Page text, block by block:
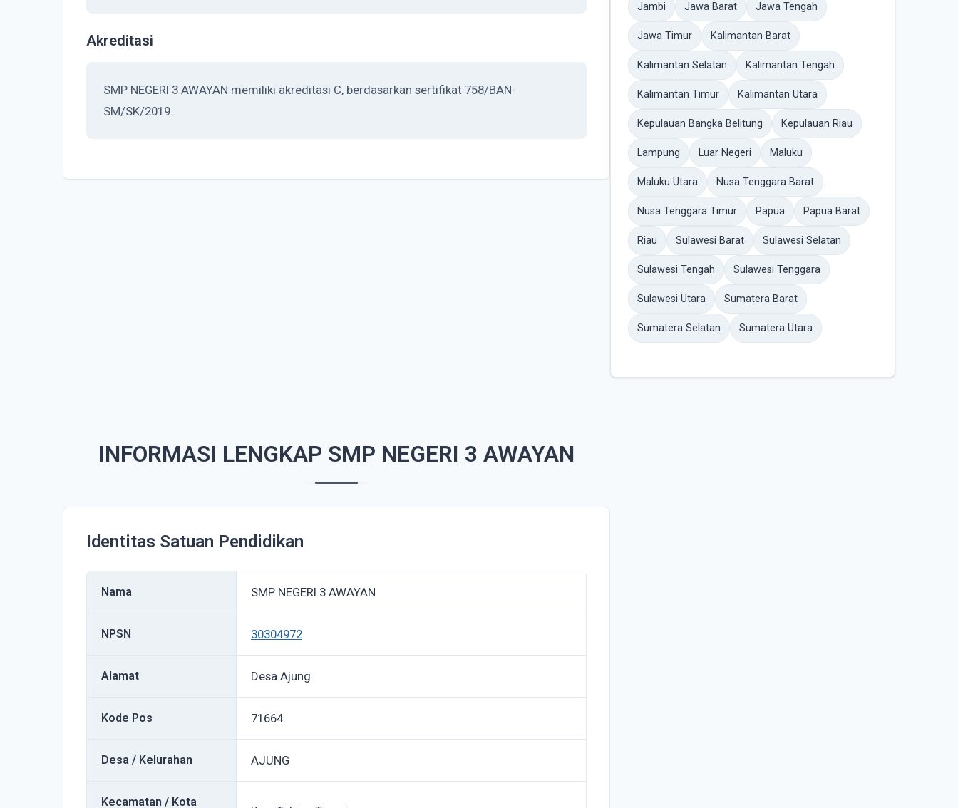
Akreditasi
SMP NEGERI 3 AWAYAN memiliki akreditasi C, berdasarkan sertifikat 758/BAN-
SM/SK/2019.
INFORMASI LENGKAP SMP NEGERI 3 AWAYAN
Identitas Satuan Pendidikan
Nama SMP NEGERI 3 AWAYAN
NPSN 30304972
Alamat Desa Ajung
Kode Pos 71664
Desa / Kelurahan AJUNG
Kecamatan / Kota
Jambi Jawa Barat Jawa Tengah
Jawa Timur Kalimantan Barat
Kalimantan Selatan Kalimantan Tengah
Kalimantan Timur Kalimantan Utara
Kepulauan Bangka Belitung Kepulauan Riau
Lampung Luar Negeri Maluku
Maluku Utara Nusa Tenggara Barat
Nusa Tenggara Timur Papua Papua Barat
Riau Sulawesi Barat Sulawesi Selatan
Sulawesi Tengah Sulawesi Tenggara
Sulawesi Utara Sumatera Barat
Sumatera Selatan Sumatera Utara